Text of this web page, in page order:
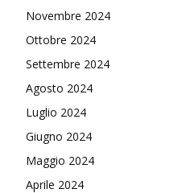
Novembre 2024
Ottobre 2024
Settembre 2024
Agosto 2024
Luglio 2024
Giugno 2024
Maggio 2024
Aprile 2024